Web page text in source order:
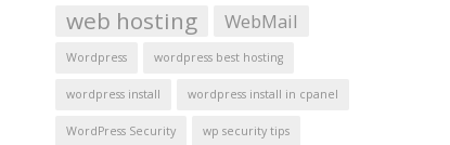
web hosting WebMail
Wordpress wordpress best hosting
wordpress install wordpress install in cpanel
WordPress Security wp security tips